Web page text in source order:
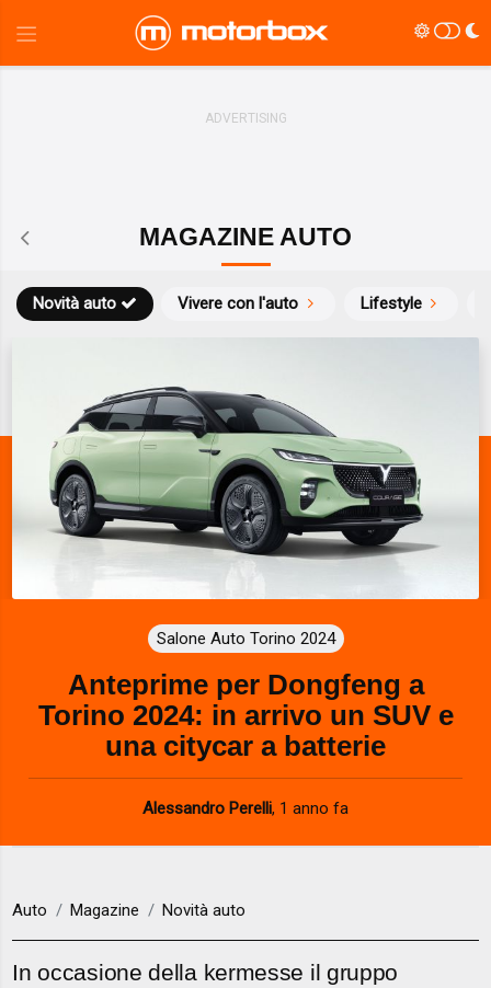
MAGAZINE AUTO
Novità auto Vivere con l'auto Lifestyle
Salone Auto Torino 2024
Anteprime per Dongfeng a
Torino 2024: in arrivo un SUV e
una citycar a batterie
Alessandro Perelli, 1 anno fa
Auto Magazine Novità auto
In occasione della kermesse il gruppo